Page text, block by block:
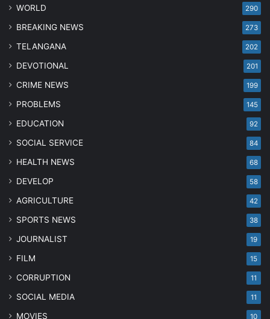
WORLD 290
BREAKING NEWS 273
TELANGANA 202
DEVOTIONAL 201
CRIME NEWS 199
PROBLEMS 145
EDUCATION 92
SOCIAL SERVICE 84
HEALTH NEWS 68
DEVELOP 58
AGRICULTURE 42
SPORTS NEWS 38
JOURNALIST 19
FILM 15
CORRUPTION 11
SOCIAL MEDIA 11
MOVIES 10